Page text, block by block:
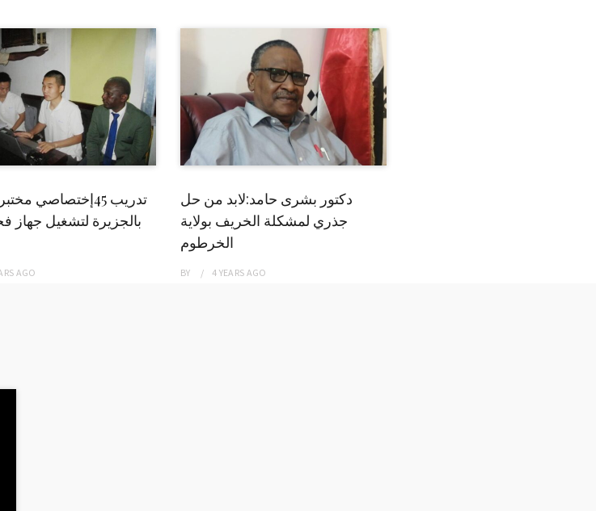
تدريب 45إختصاصي
بالجزيرة لتشغيل جهاز
AGO
دكتور بشرى حامد:لابد من حل
جذري لمشكلة الخريف بولاية
الخرطوم
BY 4 YEARS AGO